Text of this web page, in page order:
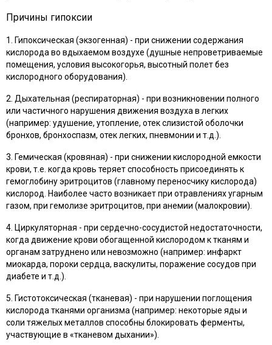
Причины гипоксии
1. Гипоксическая (экзогенная) - при снижении содержания
кислорода во вдыхаемом воздухе (душные непроветриваемые
помещения, условия высокогорья, высотный полет без
кислородного оборудования).
2. Дыхательная (респираторная) - при возникновении полного
или частичного нарушения движения воздуха в легких
(например: удушение, утопление, отек слизистой оболочки
бронхов, бронхоспазм, отек легких, пневмонии и т.д.).
3. Гемическая (кровяная) - при снижении кислородной емкости
крови, т.е. когда кровь теряет способность присоединять к
гемоглобину эритроцитов (главному переносчику кислорода)
кислород. Наиболее часто возникает при отравлениях угарным
газом, при гемолизе эритроцитов, при анемии (малокровии).
4. Циркуляторная - при сердечно-сосудистой недостаточности,
когда движение крови обогащенной кислородом к тканям и
органам затруднено или невозможно (например: инфаркт
миокарда, пороки сердца, васкулиты, поражение сосудов при
диабете и т.д.).
5. Гистотоксическая (тканевая) - при нарушении поглощения
кислорода тканями организма (например: некоторые яды и
соли тяжелых металлов способны блокировать ферменты,
участвующие в «тканевом дыхании»).